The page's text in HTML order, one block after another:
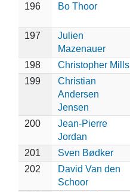
196 Bo Thoor
197
Julien
Mazenauer
198 Christopher Mills
199
Christian
Andersen
Jensen
200
Jean-Pierre
Jordan
201 Sven Bødker
202
David Van den
Schoor